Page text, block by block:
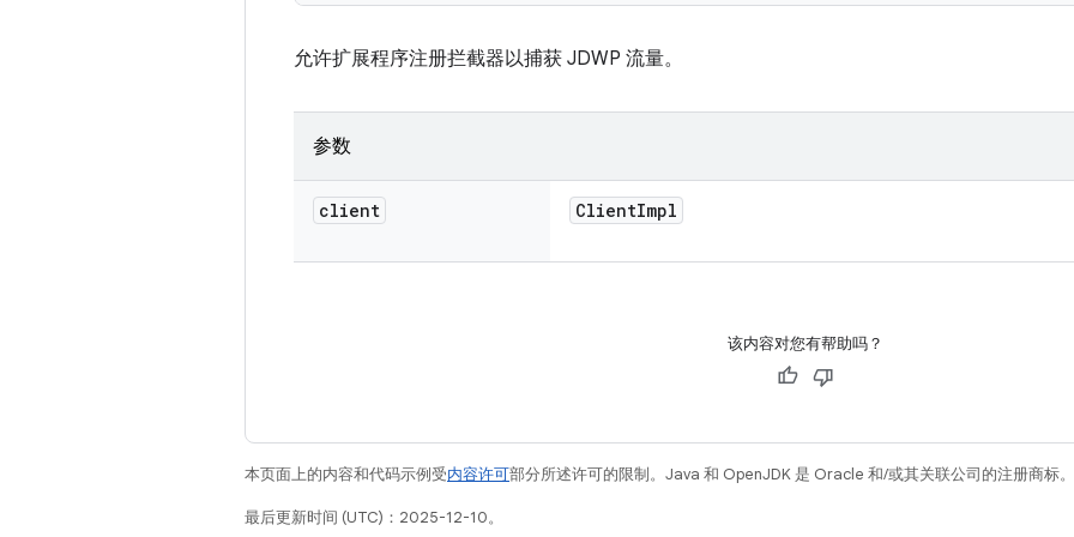
允许扩展程序注册拦截器以捕获 JDWP 流量。
参数
client ClientImpl
该内容对您有帮助吗？
本页面上的内容和代码示例受内容许可部分所述许可的限制。Java 和 OpenJDK 是 Oracle 和/或其关联公司的注册商标。
最后更新时间 (UTC)：2025-12-10。